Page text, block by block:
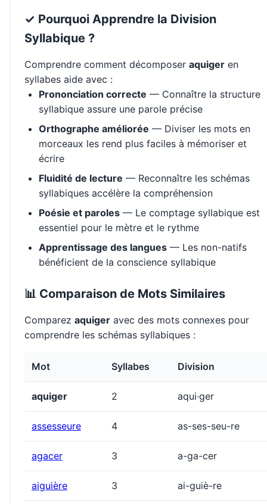
✓ Pourquoi Apprendre la Division
Syllabique ?
Comprendre comment décomposer aquiger en
syllabes aide avec :
Prononciation correcte — Connaître la structure
syllabique assure une parole précise
Orthographe améliorée — Diviser les mots en
morceaux les rend plus faciles à mémoriser et
écrire
Fluidité de lecture — Reconnaître les schémas
syllabiques accélère la compréhension
Poésie et paroles — Le comptage syllabique est
essentiel pour le mètre et le rythme
Apprentissage des langues — Les non-natifs
bénéficient de la conscience syllabique
📊 Comparaison de Mots Similaires
Comparez aquiger avec des mots connexes pour
comprendre les schémas syllabiques :
Mot Syllabes Division
aquiger 2 aqui·ger
assesseure 4 as-ses-seu-re
agacer 3 a-ga-cer
aiguière 3 ai-guiè-re